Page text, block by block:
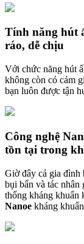
Tính năng hút
ráo, dễ chịu
Với chức năng hút
không còn có cảm
bạn luôn được tận
Công nghệ
tồn tại trong
Giờ đây cả gia đình
bụi bẩn và tác
thống kháng khuẩn
Nanoe kháng